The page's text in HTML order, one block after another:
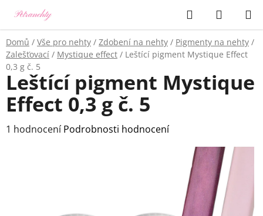
obsah
Hledat
KOŠÍK
Domů / Vše pro nehty / Zdobení na nehty / Pigmenty na nehty /
Zalešťovací / Mystique effect / Leštící pigment Mystique Effect
0,3 g č. 5
Leštící pigment Mystique
Effect 0,3 g č. 5
Průměrné
1 hodnocení Podrobnosti hodnocení